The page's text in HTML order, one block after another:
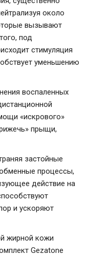
около
вызывают
под
стимуляция
уменьшению
воспаленных
«искрового»
прыщи,
застойные
процессы,
действие на
и ускоряют
жирной кожи
Gezatone